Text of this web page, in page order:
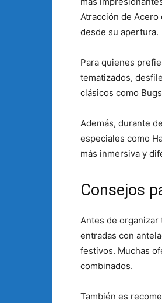
Atracción de Acero
desde su apertura.
Para quienes
tematizados,
clásicos como
Además, durante
especiales como
más inmersiva y
Consejos
Antes de organizar
entradas con
festivos. Muchas
combinados.
También es